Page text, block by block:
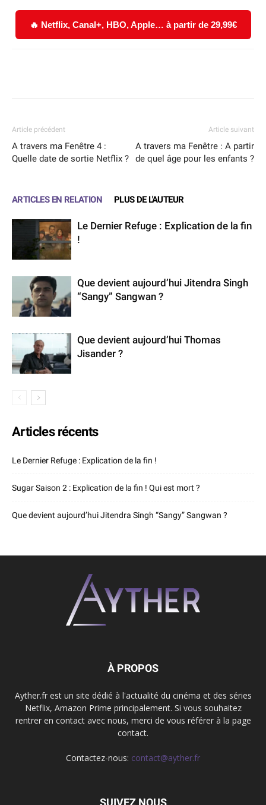
🔥 Netflix, Canal+, HBO, Apple… à partir de 29,99€
Article précédent
A travers ma Fenêtre 4 :
Quelle date de sortie Netflix ?
Article suivant
A travers ma Fenêtre : A partir
de quel âge pour les enfants ?
ARTICLES EN RELATION PLUS DE L'AUTEUR
Le Dernier Refuge : Explication de la fin
!
Que devient aujourd’hui Jitendra Singh
“Sangy” Sangwan ?
Que devient aujourd’hui Thomas
Jisander ?
Articles récents
Le Dernier Refuge : Explication de la fin !
Sugar Saison 2 : Explication de la fin ! Qui est mort ?
Que devient aujourd’hui Jitendra Singh “Sangy” Sangwan ?
À PROPOS
Ayther.fr est un site dédié à l'actualité du cinéma et des séries
Netflix, Amazon Prime principalement. Si vous souhaitez
rentrer en contact avec nous, merci de vous référer à la page
contact.
Contactez-nous: contact@ayther.fr
SUIVEZ NOUS